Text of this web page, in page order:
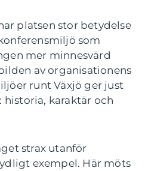
platsen stor betydelse
som
mer minnesvärd
av organisationens
runt Växjö ger just
karaktär och
strax utanför
exempel. Här möts